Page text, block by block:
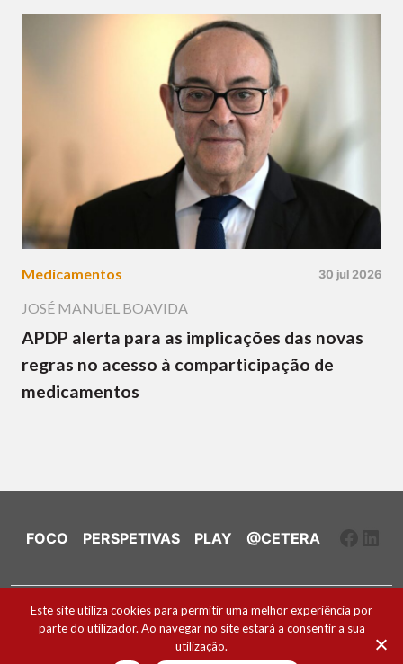
Medicamentos 30 jul 2026
JOSÉ MANUEL BOAVIDA
APDP alerta para as implicações das novas
regras no acesso à comparticipação de
medicamentos
FOCO PERSPETIVAS PLAY @CETERA
Ficha Técnica e Estatuto Editorial
Política de Cookies
2026 ® Todos os direitos reservados
Este site utiliza cookies para permitir uma melhor experiência por
parte do utilizador. Ao navegar no site estará a consentir a sua
utilização.